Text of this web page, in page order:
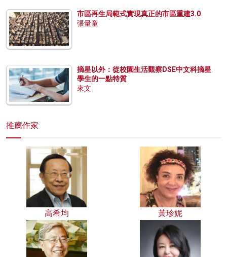
市區再生局範式實現真正的市區重建3.0
張量童
摘星以外：從校園生活觀察DSE中文科摘星
學生的一點特質
來文
推薦作家
高希均 黃珍妮